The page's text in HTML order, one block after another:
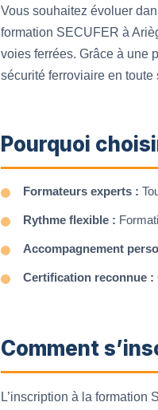
Vous souhaitez évoluer
formation SECUFER à
voies ferrées. Grâce à une
sécurité ferroviaire en toute
Pourquoi
Formateurs experts :
Rythme flexible :
Accompagnement
Certification reconnue :
Comment
L’inscription à la